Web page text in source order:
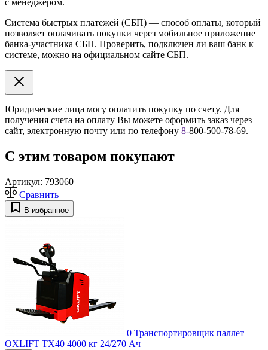
с менеджером.
Система быстрых платежей (СБП) — способ оплаты, который
позволяет оплачивать покупки через мобильное приложение
банка-участника СБП. Проверить, подключен ли ваш банк к
системе, можно на официальном сайте СБП.
Юридические лица могу оплатить покупку по счету. Для
получения счета на оплату Вы можете оформить заказ через
сайт, электронную почту или по телефону 8-800-500-78-69.
С этим товаром покупают
Артикул: 793060
Сравнить
В избранное
0 Транспортировщик паллет
OXLIFT TX40 4000 кг 24/270 Ач